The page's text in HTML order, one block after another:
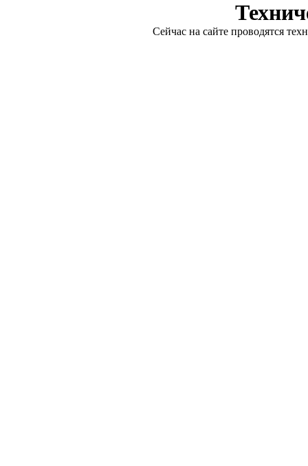
Сейчас на сайте проводятся